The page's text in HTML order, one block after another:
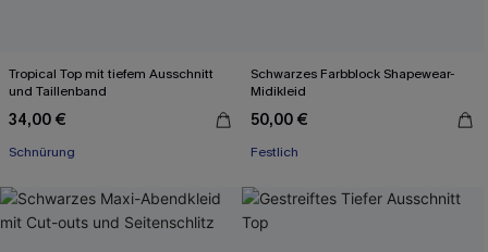
Tropical Top mit tiefem Ausschnitt
und Taillenband
34,00 €
Schnürung
Schwarzes Farbblock Shapewear-
Midikleid
50,00 €
Festlich